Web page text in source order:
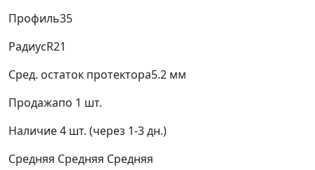
Профиль35
РадиусR21
Сред. остаток протектора5.2 мм
Продажапо 1 шт.
Наличие4 шт. (через 1-3 дн.)
Средняя Средняя Средняя